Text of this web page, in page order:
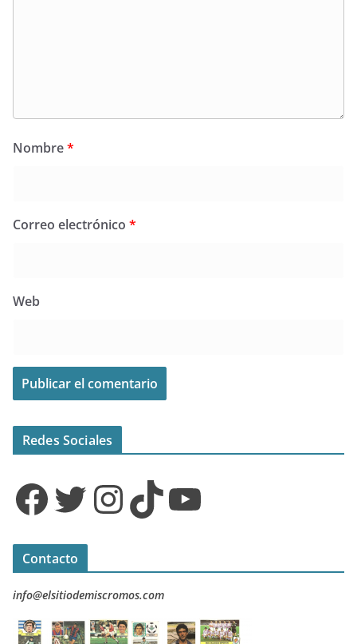
Nombre*
Correo electrónico *
Web
Redes Sociales
Facebook Twitter InstagramTikTok YouTube
Contacto
info@elsitiodemiscromos.com